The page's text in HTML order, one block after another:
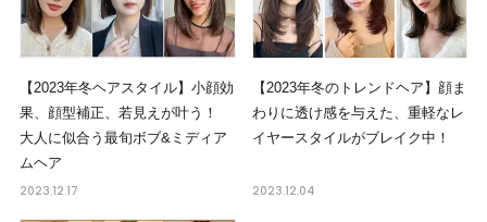
【2023年冬ヘアスタイル】小顔効
果、顔型補正、若見えが叶う！
大人に似合う最旬ボブ&ミディア
ムヘア
2023.12.17
【2023年冬のトレンドヘア】顔ま
わりに透け感を与えた、重軽なレ
イヤースタイルがブレイク中！
2023.12.04